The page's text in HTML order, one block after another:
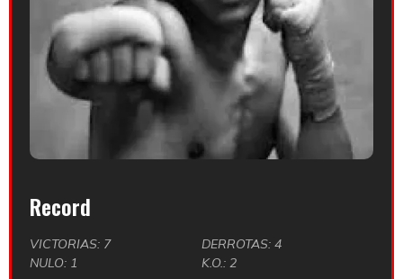
Record
VICTORIAS: 7
DERROTAS: 4
NULO: 1
K.O.: 2